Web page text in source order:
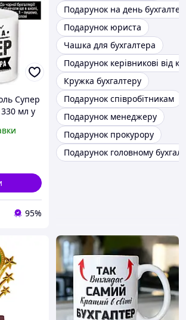
Супер
мл у
95%
Подарунок на день
Подарунок юриста
Чашка для бухгалтера
Подарунок керівникові від
Кружка бухгалтеру
Подарунок співробітникам
Подарунок менеджеру
Подарунок прокурору
Подарунок головному